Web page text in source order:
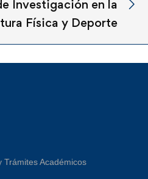
Investigación en la
Física y Deporte
Trámites Académicos